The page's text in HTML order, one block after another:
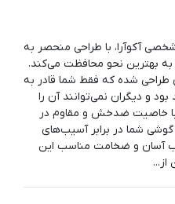
آکوآرا، با طراحی منحصر به
بهترین نحو محافظت می‌کند.
شده که فقط شما قادر به
و دیگران نمی‌توانند آن را
با خاصیت ضدخش و مقاوم در
شما در برابر آسیب‌های
آسان و ضخامت مناسب این